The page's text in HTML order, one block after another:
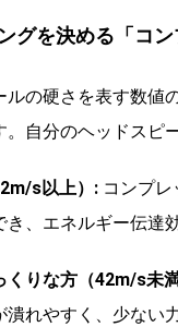
グを決める「コ
ルの硬さを表す数
自分のヘッドスピ
s以上）: コンプ
、エネルギー伝達
くりな方（42m/s未
れやすく、少ない